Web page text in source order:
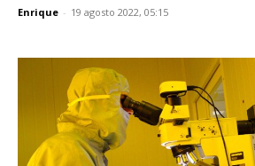
Enrique - 19 agosto 2022, 05:15